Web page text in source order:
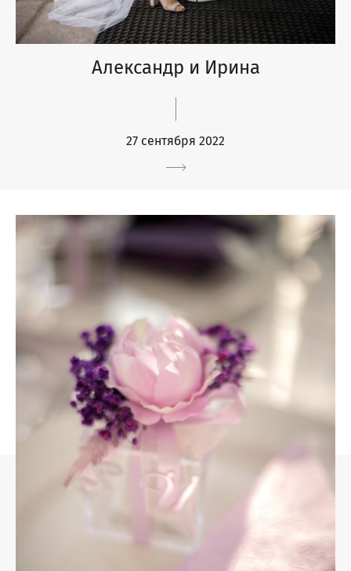
Александр и Ирина
27 сентября 2022